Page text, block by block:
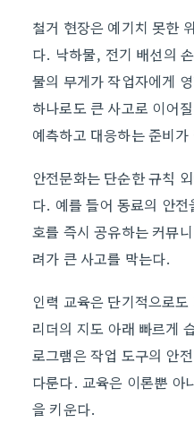
철거 현장은 예기치 못한
다. 낙하물, 전기 배선의
물의 무게가 작업자에게
하나로도 큰 사고로 이어
예측하고 대응하는 준비
안전문화는 단순한 규칙
다. 예를 들어 동료의 안
호를 즉시 공유하는 커뮤
려가 큰 사고를 막는다.
인력 교육은 단기적으로
리더의 지도 아래 빠르게
로그램은 작업 도구의 안
다룬다. 교육은 이론뿐 아
을 키운다.